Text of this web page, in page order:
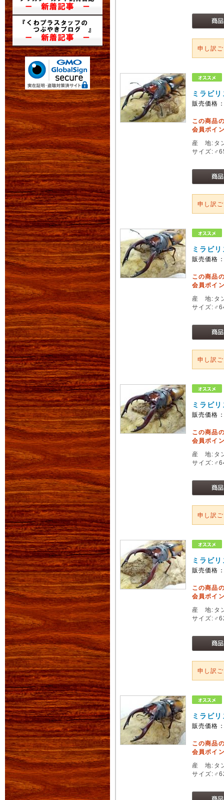
申し訳
ミラビ
販売価格
この商品
会員ポイ
産 地:タ
サイズ
申し訳
ミラビ
販売価格
この商品
会員ポイ
産 地:タ
サイズ
申し訳
ミラビ
販売価格
この商品
会員ポイ
産 地:タ
サイズ
申し訳
ミラビ
販売価格
この商品
会員ポイ
産 地:タ
サイズ
申し訳
ミラビ
販売価格
この商品
会員ポイ
産 地:タ
サイズ